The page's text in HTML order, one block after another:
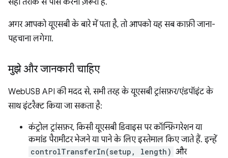
सही तरीके से पार्स करना ज़रूरी है.
अगर आपको यूएसबी के बारे में पता है, तो आपको यह सब काफ़ी जाना-
पहचाना लगेगा.
मुझे और जानकारी चाहिए
WebUSB API की मदद से, सभी तरह के यूएसबी ट्रांसफ़र/एंडपॉइंट के
साथ इंटरैक्ट किया जा सकता है:
कंट्रोल ट्रांसफ़र, किसी यूएसबी डिवाइस पर कॉन्फ़िगरेशन या
कमांड पैरामीटर भेजने या पाने के लिए इस्तेमाल किए जाते हैं. इन्हें
controlTransferIn(setup, length) और